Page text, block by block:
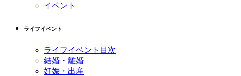
イベント
ライフイベント
ライフイベント目次
結婚・離婚
妊娠・出産